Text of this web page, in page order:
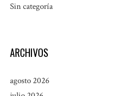
Sin categoría
ARCHIVOS
agosto 2026